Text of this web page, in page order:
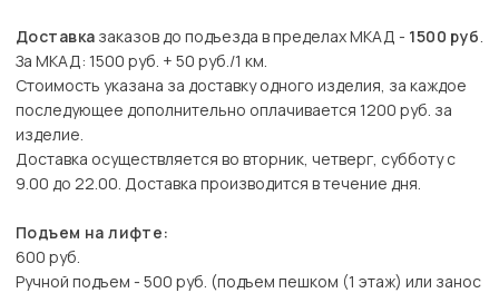
Доставка заказов до подъезда в пределах МКАД - 1500 руб.
За МКАД: 1500 руб. + 50 руб./1 км.
Стоимость указана за доставку одного изделия, за каждое
последующее дополнительно оплачивается 1200 руб. за
изделие.
Доставка осуществляется во вторник, четверг, субботу с
9.00 до 22.00. Доставка производится в течение дня.
Подъем на лифте:
600 руб.
Ручной подъем - 500 руб. (подъем пешком (1 этаж) или занос